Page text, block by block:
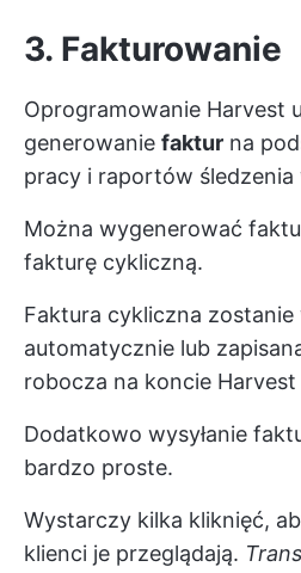
3. Fakturowanie
Oprogramowanie Harvest
generowanie faktur na
pracy i raportów
Można wygenerować
fakturę cykliczną.
Faktura cykliczna zostanie
automatycznie lub
robocza na koncie
Dodatkowo wysyłanie
bardzo proste.
Wystarczy kilka kliknięć,
klienci je przeglądają.